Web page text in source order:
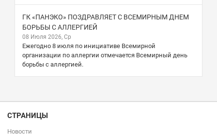
ГК «ПАНЭКО» ПОЗДРАВЛЯЕТ С ВСЕМИРНЫМ ДНЕМ
БОРЬБЫ С АЛЛЕРГИЕЙ
08 Июля 2026, Ср
Ежегодно 8 июля по инициативе Всемирной
организации по аллергии отмечается Всемирный день
борьбы с аллергией.
СТРАНИЦЫ
Новости